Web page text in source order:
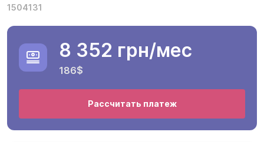
1504131
8 352 грн/мес
186$
Рассчитать платеж